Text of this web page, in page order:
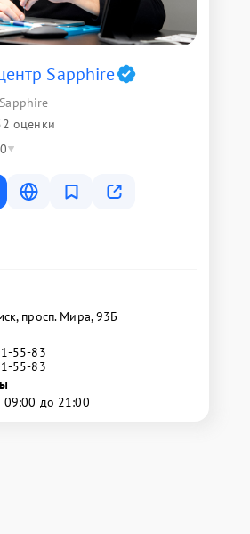
Sapphire
оценки
просп. Мира, 93Б
55-83
55-83
09:00 до 21:00